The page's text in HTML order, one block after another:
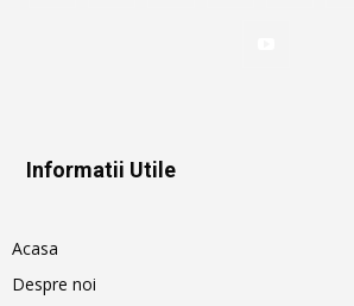
Informatii Utile
Acasa
Despre noi